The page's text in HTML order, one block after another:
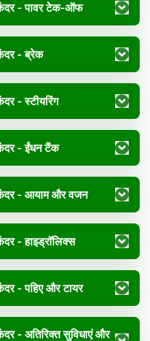
- पावर टेक-ऑफ
- ब्रेक
- स्टीयरिंग
- ईंधन टैंक
- आयाम और वजन
- हाइड्रॉलिक्स
- पहिए और टायर
- अतिरिक्त सुविधाएं और